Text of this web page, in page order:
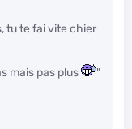
tu te fai vite chier
mais pas plus
"